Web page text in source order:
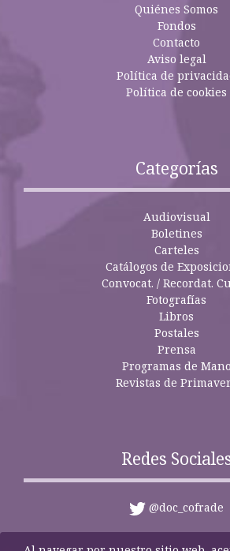
Quiénes Somos
Fondos
Contacto
Aviso legal
Política de
Política de cookies
Categorías
Audiovisual
Boletines
Carteles
Catálogos de
Convocat. / Recordat.
Fotografías
Libros
Postales
Prensa
Programas de Mano
Revistas de
Redes
@doc_cofrade